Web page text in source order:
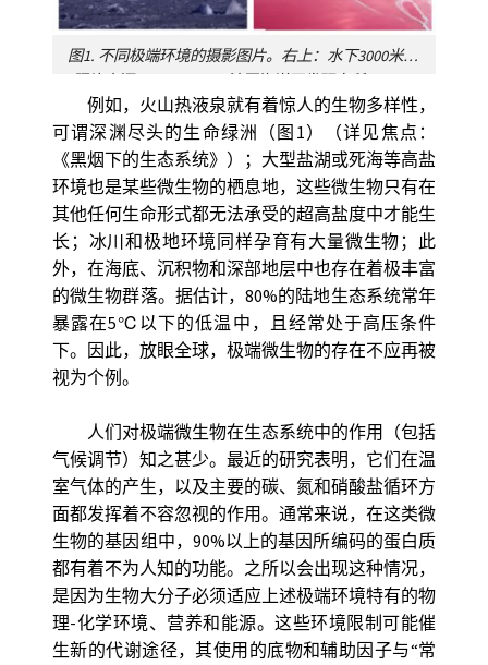
图1. 不同极端环境的摄影图片。右上：水下3000米深处的大西洋脊洛加切夫（Logatchev）热液区。左上：亚速尔群岛的火山热液泉。左下：南极冰雪环境。右下：安第斯山脉的高盐湖泊。
[照片来源：© Ifremer，法国海洋开发研究所]
例如，火山热液泉就有着惊人的生物多样性，
可谓深渊尽头的生命绿洲（图1）（详见焦点：
《黑烟下的生态系统》）；大型盐湖或死海等高盐
环境也是某些微生物的栖息地，这些微生物只有在
其他任何生命形式都无法承受的超高盐度中才能生
长；冰川和极地环境同样孕育有大量微生物；此
外，在海底、沉积物和深部地层中也存在着极丰富
的微生物群落。据估计，80%的陆地生态系统常年
暴露在5℃以下的低温中，且经常处于高压条件
下。因此，放眼全球，极端微生物的存在不应再被
视为个例。
人们对极端微生物在生态系统中的作用（包括
气候调节）知之甚少。最近的研究表明，它们在温
室气体的产生，以及主要的碳、氮和硝酸盐循环方
面都发挥着不容忽视的作用。通常来说，在这类微
生物的基因组中，90%以上的基因所编码的蛋白质
都有着不为人知的功能。之所以会出现这种情况，
是因为生物大分子必须适应上述极端环境特有的物
理-化学环境、营养和能源。这些环境限制可能催
生新的代谢途径，其使用的底物和辅助因子与“常